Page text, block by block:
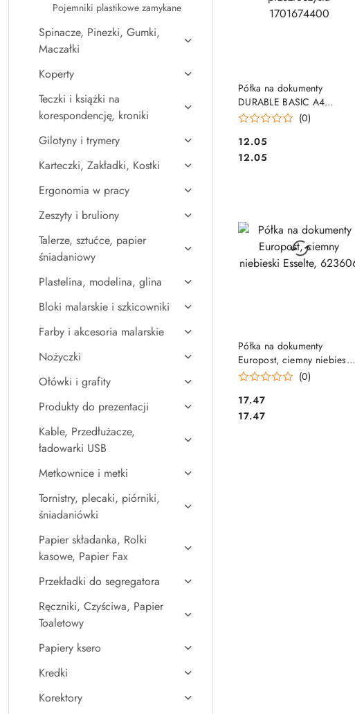
Pojemniki plastikowe zamykane
Spinacze, Pinezki, Gumki,
Maczałki
Koperty
Teczki i książki na
korespondencję, kroniki
Gilotyny i trymery
Karteczki, Zakładki, Kostki
Ergonomia w pracy
Zeszyty i bruliony
Talerze, sztućce, papier
śniadaniowy
Plastelina, modelina, glina
Bloki malarskie i szkicowniki
Farby i akcesoria malarskie
Nożyczki
Ołówki i grafity
Produkty do prezentacji
Kable, Przedłużacze,
ładowarki USB
Metkownice i metki
Tornistry, plecaki, piórniki,
śniadaniówki
Papier składanka, Rolki
kasowe, Papier Fax
Przekładki do segregatora
Ręczniki, Czyściwa, Papier
Toaletowy
Papiery ksero
Kredki
Korektory
Półka na dokumenty
DURABLE BASIC A4
przezroczysta 1701674400
(0)
Cena:
12.05
Cena:
12.05
DO KOSZYKA
Półka na dokumenty
Europost, ciemny niebieski
Esselte, 623606
(0)
Cena:
17.47
Cena:
17.47
DO KOSZYKA